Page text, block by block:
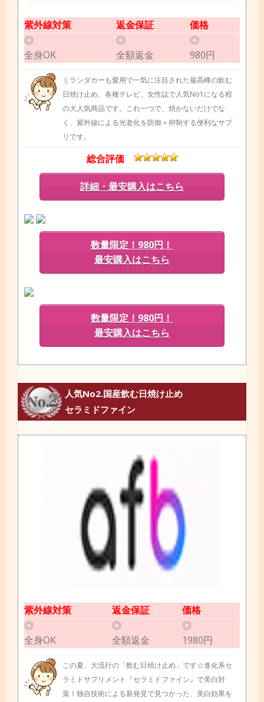
紫外線対策 返金保証
価格
◎
全身OK
◎
全額返金
◎
980円
ミランダカーも愛用で一気に注目された最高峰の飲む
日焼け止め、各種テレビ、女性誌で人気No1になる程
の大人気商品です。これ一つで、焼かないだけでな
く、紫外線による光老化を防御＋抑制する便利なサプ
リです。
総合評価
詳細・最安購入はこちら
数量限定！980円！
最安購入はこちら
数量限定！980円！
最安購入はこちら
人気No2.国産飲む日焼け止め
セラミドファイン
紫外線対策 返金保証
価格
◎
全身OK
◎
全額返金
◎
1980円
この夏、大流行の「飲む日焼け止め」です☆進化系セ
ラミドサプリメント『セラミドファイン』で美白対
策！独自技術による新発見で見つかった、美白効果を